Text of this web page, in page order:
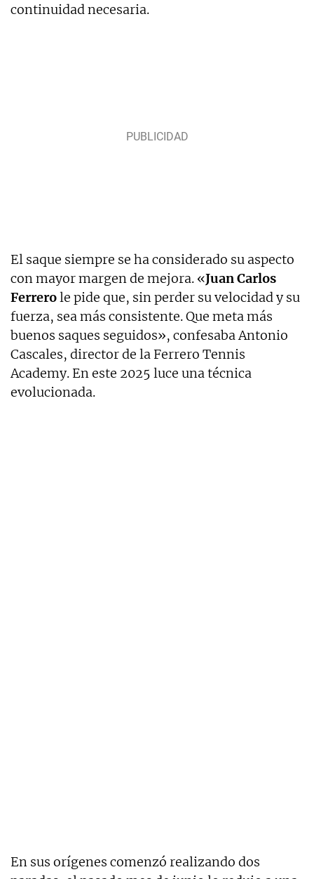
continuidad necesaria.
El saque siempre se ha considerado su aspecto
con mayor margen de mejora. «Juan Carlos
Ferrerole pide que, sin perder su velocidad y su
fuerza, sea más consistente. Que meta más
buenos saques seguidos», confesaba Antonio
Cascales, director de la Ferrero Tennis
Academy. En este 2025 luce una técnica
evolucionada.
En sus orígenes comenzó realizando dos